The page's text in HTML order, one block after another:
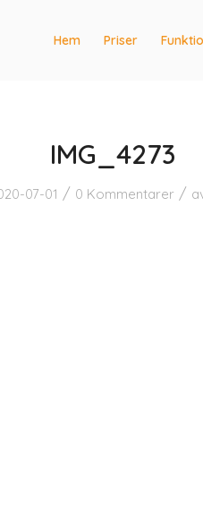
Hem Priser
IMG_4273
07-01 / 0 Kommentarer /